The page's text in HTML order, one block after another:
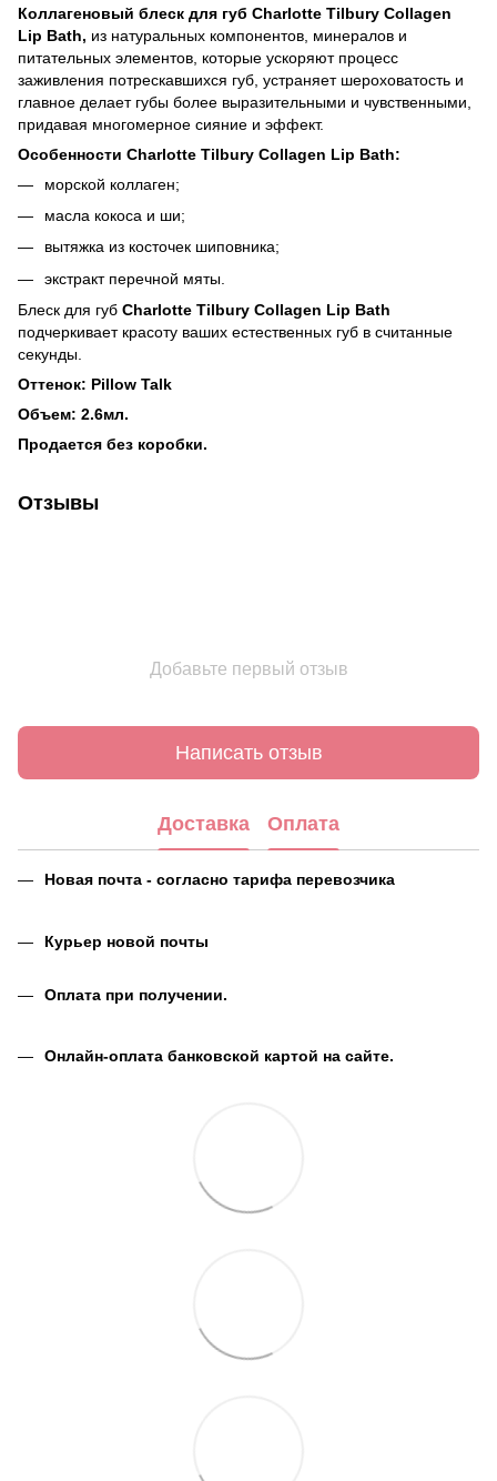
Коллагеновый блеск для губ Charlotte Tilbury Collagen
Lip Bath, из натуральных компонентов, минералов и
питательных элементов, которые ускоряют процесс
заживления потрескавшихся губ, устраняет шероховатость и
главное делает губы более выразительными и чувственными,
придавая многомерное сияние и эффект.
Особенности Charlotte Tilbury Collagen Lip Bath:
морской коллаген;
масла кокоса и ши;
вытяжка из косточек шиповника;
экстракт перечной мяты.
Блеск для губ Charlotte Tilbury Collagen Lip Bath
подчеркивает красоту ваших естественных губ в считанные
секунды.
Оттенок: Pillow Talk
Объем: 2.6мл.
Продается без коробки.
Отзывы
Добавьте первый отзыв
Написать отзыв
Доставка Оплата
Новая почта - согласно тарифа перевозчика
Курьер новой почты
Оплата при получении.
Онлайн-оплата банковской картой на сайте.